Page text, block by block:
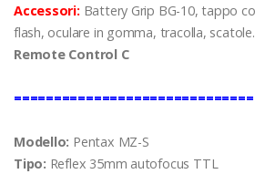
Accessori:Battery Grip BG-10, tappo
flash, oculare in gomma, tracolla,
Remote Control C
Modello: Pentax MZ-S
Tipo: Reflex 35mm autofocus TTL